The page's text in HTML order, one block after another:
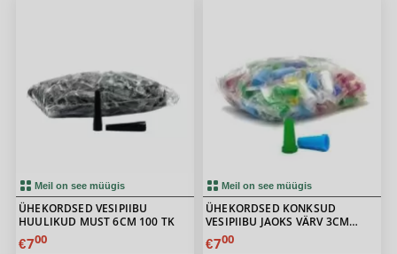
Meil on see müügis
ÜHEKORDSED VESIPIIBU
HUULIKUD MUST 6CM 100 TK
€700
Meil on see müügis
ÜHEKORDSED KONKSUD
VESIPIIBU JAOKS VÄRV 3CM
100TK
€700